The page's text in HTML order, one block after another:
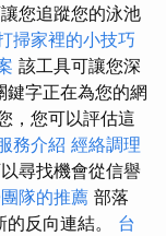
您追蹤您的泳池
掃家裡的小技巧
該工具可讓您深
鍵字正在為您的網
，您可以評估這
務介紹 經絡調理
尋找機會從信譽
隊的推薦 部落
反向連結。 台